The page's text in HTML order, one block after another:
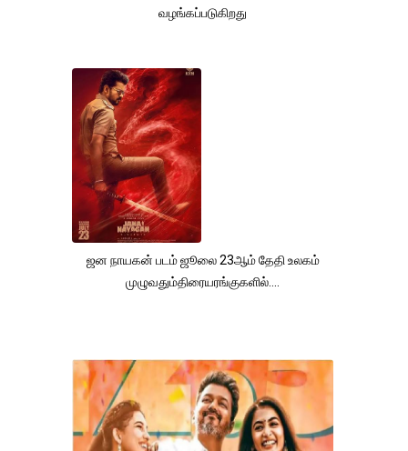
வழங்கப்படுகிறது
ஜன நாயகன் படம் ஜூலை 23ஆம் தேதி உலகம்
முழுவதும்திரையரங்குகளில்....